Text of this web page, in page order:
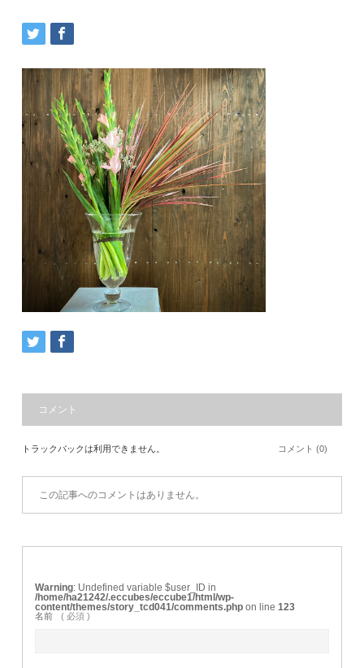
コメント
トラックバックは利用できません。 コメント (0)
この記事へのコメントはありません。
Warning : Undefined variable $user_ID in
/home/ha21242/.eccubes/eccube1/html/wp-
content/themes/story_tcd041/comments.php on line123
名前 ( 必須 )